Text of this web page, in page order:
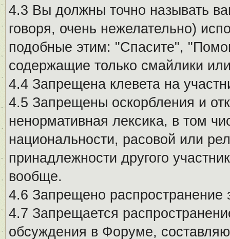
4.3 Вы должны точно называть
говоря, очень нежелательно)
подобные этим: "Спасите",
содержащие только смайлики
4.4 Запрещена клевета на
4.5 Запрещены оскорбления и
ненормативная лексика, в том
национальности, расовой или
принадлежности другого
вообще.
4.6 Запрещено
4.7 Запрещается
обсуждения в Форуме,